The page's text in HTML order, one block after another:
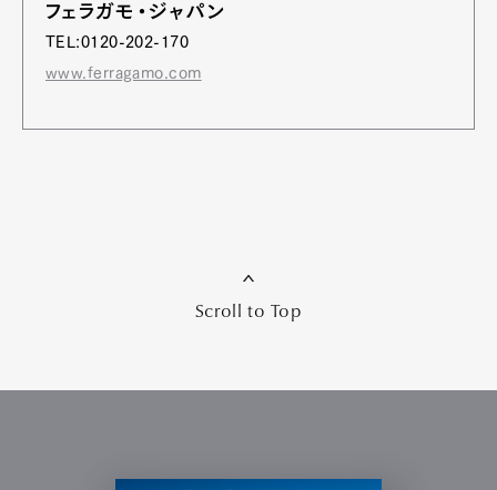
フェラガモ・ジャパン
TEL:0120-202-170
www.ferragamo.com
Scroll to Top